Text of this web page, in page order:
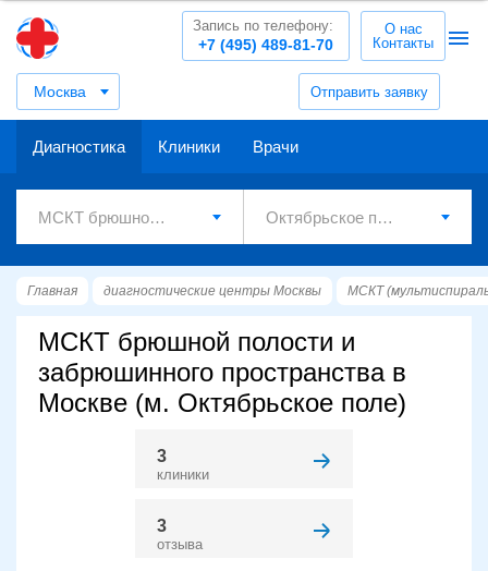
Москва Отправить заявку
+7 (495) 489-81-70
Запись по телефону:
О нас
Контакты
Диагностика Клиники Врачи
Главная диагностические центры Москвы МСКТ
МСКТ брюшной полости и
забрюшинного пространства в
Москве (м. Октябрьское поле)
3
клиники
3
отзыва